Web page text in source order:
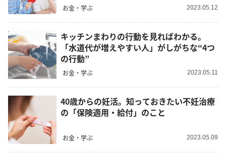
お金・学ぶ 2023.05.12
キッチンまわりの行動を見ればわかる。
「水道代が増えやすい人」がしがちな“4つ
の行動”
お金・学ぶ 2023.05.11
40歳からの妊活。知っておきたい不妊治療
の「保険適用・給付」のこと
お金・学ぶ 2023.05.09